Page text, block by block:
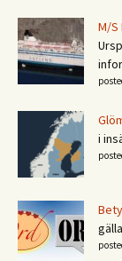
M/S
i